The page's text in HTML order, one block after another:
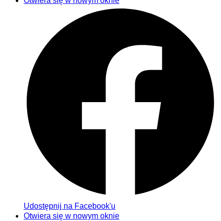
Udostępnij na Facebook'u
Otwiera się w nowym oknie